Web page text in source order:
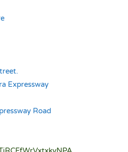
Expressway
Road